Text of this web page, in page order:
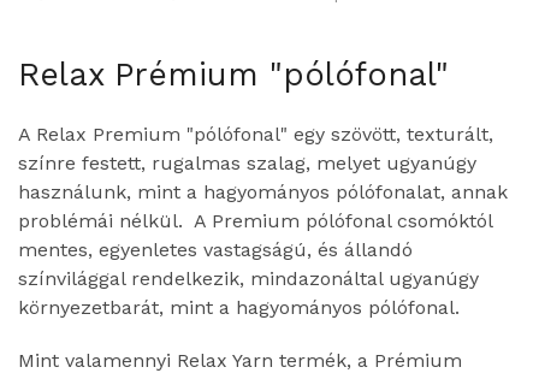
Relax Prémium "pólófonal"
A Relax Premium "pólófonal" egy szövött, texturált,
színre festett, rugalmas szalag, melyet ugyanúgy
használunk, mint a hagyományos pólófonalat, annak
problémái nélkül. A Premium pólófonal csomóktól
mentes, egyenletes vastagságú, és állandó
színvilággal rendelkezik, mindazonáltal ugyanúgy
környezetbarát, mint a hagyományos pólófonal.
Mint valamennyi Relax Yarn termék, a Prémium